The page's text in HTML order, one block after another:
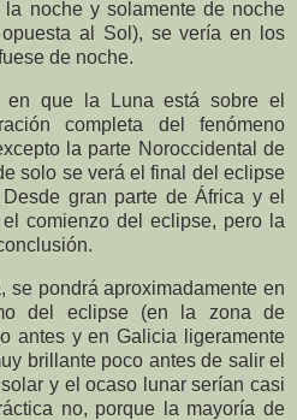
noche y solamente de noche
al Sol), se vería en los
de noche.
que la Luna está sobre el
completa del fenómeno
la parte Noroccidental de
solo se verá el final del eclipse
gran parte de África y el
comienzo del eclipse, pero la
se pondrá aproximadamente en
del eclipse (en la zona de
antes y en Galicia ligeramente
brillante poco antes de salir el
y el ocaso lunar serían casi
no, porque la mayoría de